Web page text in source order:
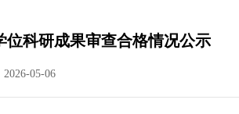
位科研成果审查合格情况公示
2026-05-06